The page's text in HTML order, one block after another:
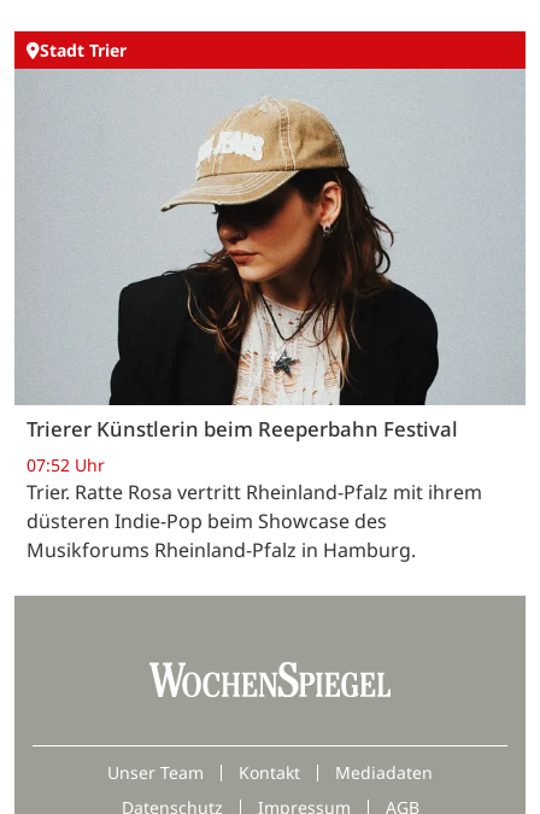
Stadt Trier
Trierer Künstlerin beim Reeperbahn Festival
07:52 Uhr
Trier. Ratte Rosa vertritt Rheinland-Pfalz mit ihrem
düsteren Indie-Pop beim Showcase des
Musikforums Rheinland-Pfalz in Hamburg.
Unser Team Kontakt
Mediadaten
Datenschutz
Impressum AGB